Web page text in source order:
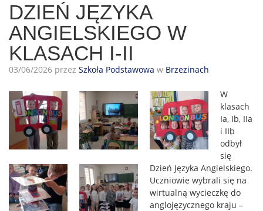
DZIEŃ JĘZYKA
ANGIELSKIEGO W
KLASACH I-II
03/06/2026 przez Szkoła Podstawowa w Brzezinach
W
klasach
Ia, Ib, IIa
i IIb
odbył
się
Dzień Języka Angielskiego.
Uczniowie wybrali się na
wirtualną wycieczkę do
anglojęzycznego kraju –